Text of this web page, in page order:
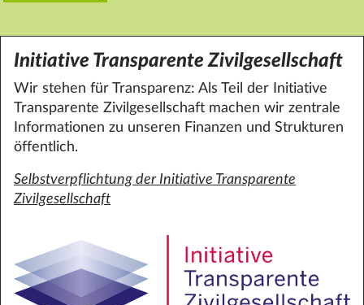
Initiative Transparente Zivilgesellschaft
Wir stehen für Transparenz: Als Teil der Initiative
Transparente Zivilgesellschaft machen wir zentrale
Informationen zu unseren Finanzen und Strukturen
öffentlich.
Selbstverpflichtung der Initiative Transparente
Zivilgesellschaft